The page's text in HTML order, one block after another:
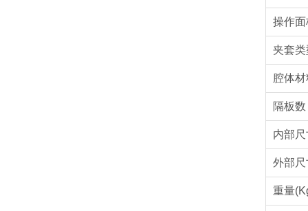
操作面
夹套类
腔体
隔板
内部
外部
重量